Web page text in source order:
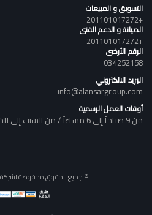
التسويق و المبيعات
+201101017272
الصيانة و الدعم الفنى
+201101017272
الرقم الأرضى
034252158
البريد الالكتروني
info@alansargroup.com
أوقات العمل الرسمية
من 9 صباحاً إلى 6 مساءاً / من السبت إلى الخميس
© جميع الحقوق محفوظة لشركة